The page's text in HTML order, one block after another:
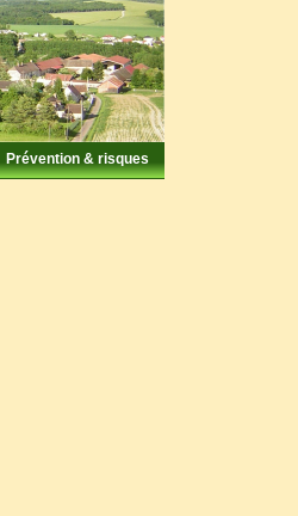
Prévention & risques